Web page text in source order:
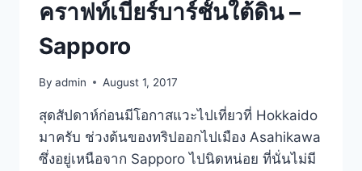
คราฟท์เบียร์บาร์ชั้นใต้ดิน –
Sapporo
By admin August 1, 2017
สุดสัปดาห์ก่อนมีโอกาสแวะไปเที่ยวที่ Hokkaido
มาครับ ช่วงต้นของทริปออกไปเมือง Asahikawa
ซึ่งอยู่เหนือจาก Sapporo ไปนิดหน่อย ที่นั่นไม่มี